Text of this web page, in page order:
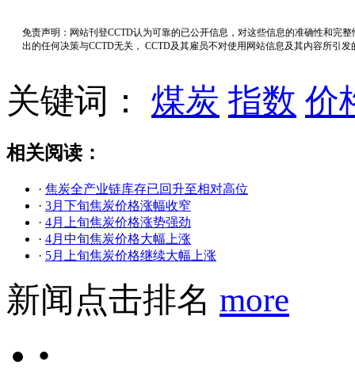
免责声明：网站刊登CCTD认为可靠的已公开信息，对这些信息的准确性和完
出的任何决策与CCTD无关， CCTD及其雇员不对使用网站信息及其内容所引
关键词： 煤炭 指数 价
相关阅读：
· 焦炭全产业链库存已回升至相对高位
· 3月下旬焦炭价格涨幅收窄
· 4月上旬焦炭价格涨势强劲
· 4月中旬焦炭价格大幅上涨
· 5月上旬焦炭价格继续大幅上涨
新闻点击排名 more
•